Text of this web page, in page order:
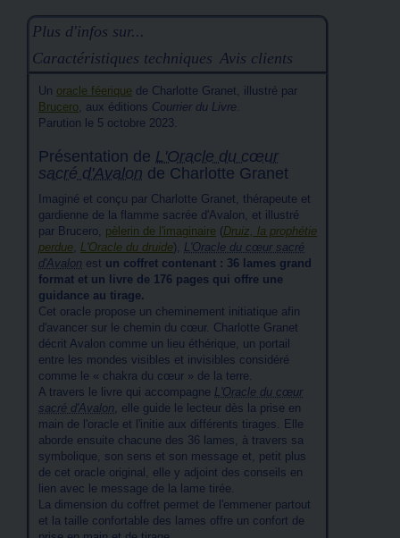
Plus d'infos sur...
Caractéristiques techniques Avis clients
Un oracle féerique de Charlotte Granet, illustré par
Brucero, aux éditions Courrier du Livre.
Parution le 5 octobre 2023.
Présentation de L'Oracle du cœur
sacré d'Avalon de Charlotte Granet
Imaginé et conçu par Charlotte Granet, thérapeute et
gardienne de la flamme sacrée d'Avalon, et illustré
par Brucero, pèlerin de l'imaginaire (Druiz, la prophétie
perdue, L'Oracle du druide), L'Oracle du cœur sacré
d'Avalon est un coffret contenant : 36 lames grand
format et un livre de 176 pages qui offre une
guidance au tirage.
Cet oracle propose un cheminement initiatique afin
d'avancer sur le chemin du cœur. Charlotte Granet
décrit Avalon comme un lieu éthérique, un portail
entre les mondes visibles et invisibles considéré
comme le « chakra du cœur » de la terre.
A travers le livre qui accompagne L'Oracle du cœur
sacré d'Avalon, elle guide le lecteur dès la prise en
main de l'oracle et l'initie aux différents tirages. Elle
aborde ensuite chacune des 36 lames, à travers sa
symbolique, son sens et son message et, petit plus
de cet oracle original, elle y adjoint des conseils en
lien avec le message de la lame tirée.
La dimension du coffret permet de l'emmener partout
et la taille confortable des lames offre un confort de